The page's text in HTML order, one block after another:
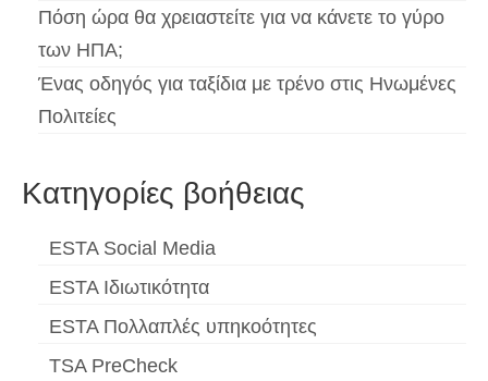
Πόση ώρα θα χρειαστείτε για να κάνετε το γύρο
των ΗΠΑ;
Ένας οδηγός για ταξίδια με τρένο στις Ηνωμένες
Πολιτείες
Κατηγορίες βοήθειας
ESTA Social Media
ESTA Ιδιωτικότητα
ESTA Πολλαπλές υπηκοότητες
TSA PreCheck